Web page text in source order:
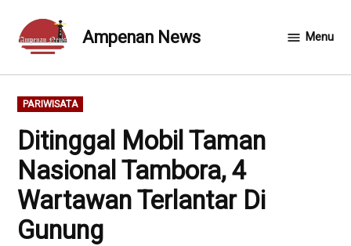
content
Ampenan News Menu
POSTED
IN
PARIWISATA
Ditinggal Mobil Taman
Nasional Tambora, 4
Wartawan Terlantar Di
Gunung